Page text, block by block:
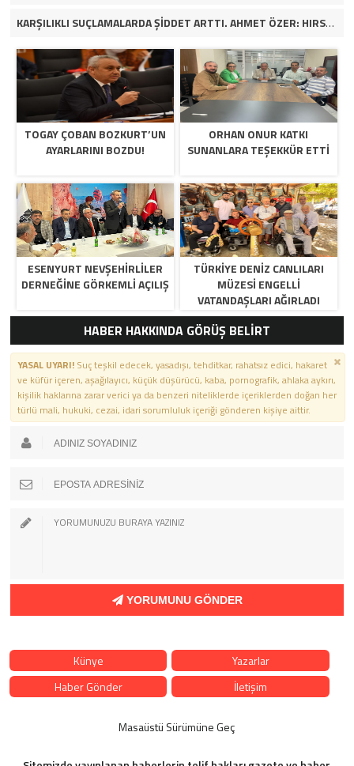
KARŞILIKLI SUÇLAMALARDA ŞİDDET ARTTI. AHMET ÖZER: HIRSIZ HANGİ PARTİDEN OLURSA OLSUN İFŞA EDERİM. VİDEOLU HABER
TOGAY ÇOBAN BOZKURT’UN
AYARLARINI BOZDU!
ORHAN ONUR KATKI
SUNANLARA TEŞEKKÜR ETTİ
ESENYURT NEVŞEHİRLİLER
DERNEĞİNE GÖRKEMLİ AÇILIŞ
TÜRKİYE DENİZ CANLILARI
MÜZESİ ENGELLİ
VATANDAŞLARI AĞIRLADI
HABER HAKKINDA GÖRÜŞ BELİRT
YASAL UYARI! Suç teşkil edecek, yasadışı, tehditkar, rahatsız edici, hakaret
ve küfür içeren, aşağılayıcı, küçük düşürücü, kaba, pornografik, ahlaka aykırı,
kişilik haklarına zarar verici ya da benzeri niteliklerde içeriklerden doğan her
türlü mali, hukuki, cezai, idari sorumluluk içeriği gönderen kişiye aittir.
YORUMUNU GÖNDER
Künye
Yazarlar
Haber Gönder
İletişim
Masaüstü Sürümüne Geç